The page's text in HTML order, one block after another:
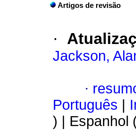
Artigos de revisão
·
Jackson,
·
Português
) | Espanhol